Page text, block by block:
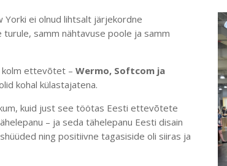
Yorki ei olnud lihtsalt järjekordne
samm nähtavuse poole ja samm
kolm ettevõtet –Wermo, Softcom ja
kohal külastajatena.
kuid just see töötas Eesti ettevõtete
– ja seda tähelepanu Eesti disain
ning positiivne tagasiside oli siiras ja